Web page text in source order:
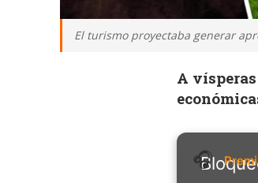
El turismo proyectaba generar
A